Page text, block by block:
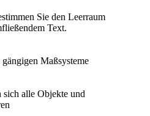
Sie den Leerraum
Text.
Maßsysteme
sich alle Objekte und